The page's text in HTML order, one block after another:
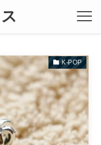
K-POP